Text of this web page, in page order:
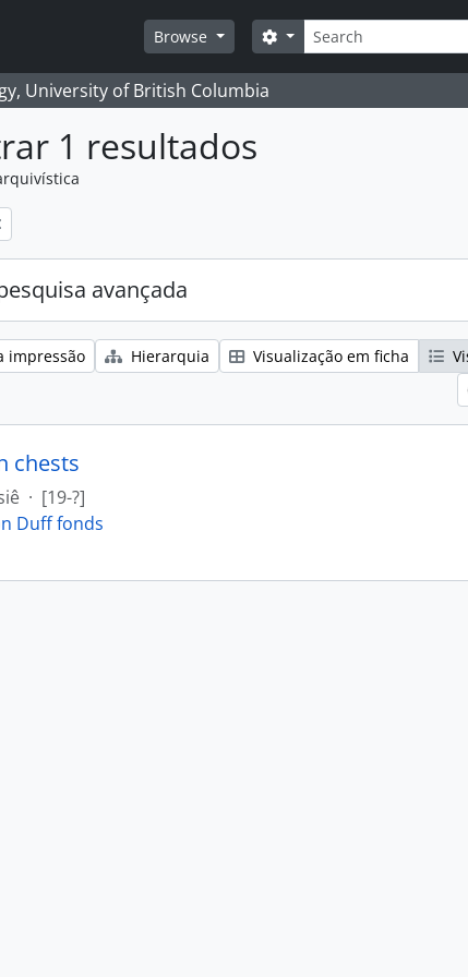
Browse
Pesquisar
Search options
University of British Columbia
1 resultados
avançada
impressão Hierarquia Visualização em ficha
chests
· [19-?]
Duff fonds